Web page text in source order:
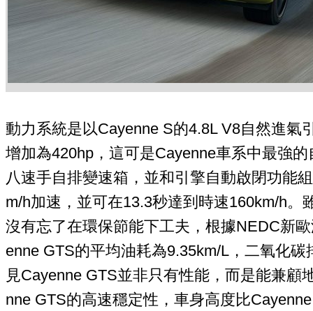
動力系統是以Cayenne S的4.8L V8自然進氣
增加為420hp，這可是Cayenne車系中最強
八速手自排變速箱，並和引擎自動啟閉功能
m/h加速，並可在13.3秒達到時速160km/h。
沒有忘了在環保節能下工夫，根據NEDC新
enne GTS的平均油耗為9.35km/L，二氧化
見Cayenne GTS並非只有性能，而是能兼顧
nne GTS的高速穩定性，車身高度比